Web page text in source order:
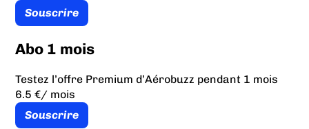
Souscrire
Abo 1 mois
Testez l’offre Premium d’Aérobuzz pendant 1 mois
6.5 €/ mois
Souscrire